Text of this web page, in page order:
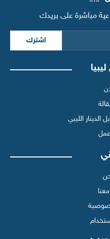
مباشرة على بريدك
اشترك
الدينار الليبي